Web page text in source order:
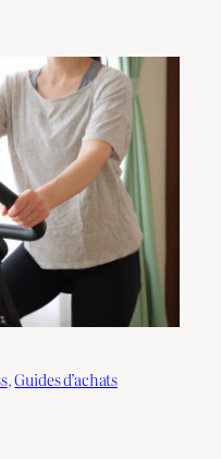
, Guides d’achats